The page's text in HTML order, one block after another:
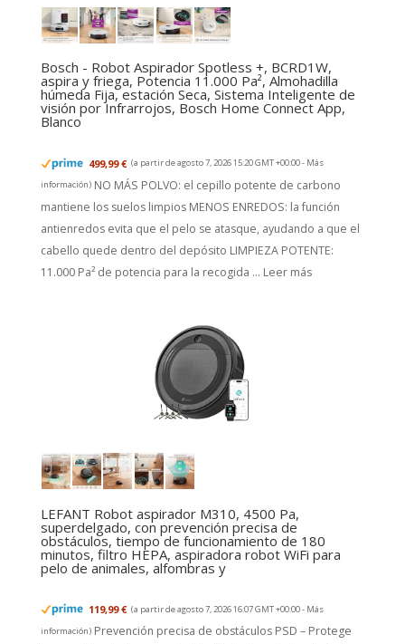
Bosch - Robot Aspirador Spotless +, BCRD1W,
aspira y friega, Potencia 11.000 Pa², Almohadilla
húmeda Fija, estación Seca, Sistema Inteligente de
visión por Infrarrojos, Bosch Home Connect App,
Blanco
499,99 € (a partir de agosto 7, 2026 15:20 GMT +00:00 - Más
información) NO MÁS POLVO: el cepillo potente de carbono
mantiene los suelos limpios MENOS ENREDOS: la función
antienredos evita que el pelo se atasque, ayudando a que el
cabello quede dentro del depósito LIMPIEZA POTENTE:
11.000 Pa² de potencia para la recogida ... Leer más
LEFANT Robot aspirador M310, 4500 Pa,
superdelgado, con prevención precisa de
obstáculos, tiempo de funcionamiento de 180
minutos, filtro HEPA, aspiradora robot WiFi para
pelo de animales, alfombras y
119,99 € (a partir de agosto 7, 2026 16:07 GMT +00:00 - Más
información) Prevención precisa de obstáculos PSD – Protege